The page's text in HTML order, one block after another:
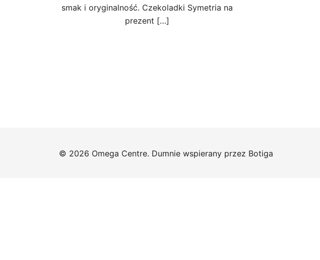
smak i oryginalność. Czekoladki Symetria na
prezent […]
© 2026 Omega Centre. Dumnie wspierany przez Botiga